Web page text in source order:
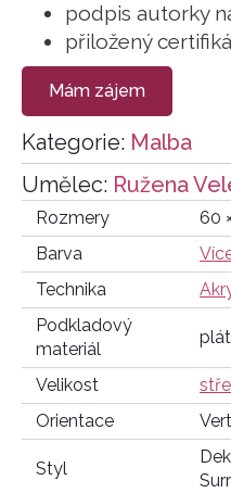
podpis autorky
přiložený
Mám zájem
Kategorie: Malba
Umělec: Ružena
Rozmery
60
Barva
Technika
Podkladový
materiál
Velikost
Orientace
Styl